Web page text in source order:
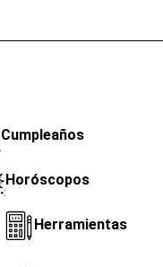
Cumpleaños
Horóscopos
Herramientas